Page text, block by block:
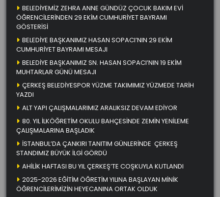
BELEDİYEMİZ ZEHRA ANNE GÜNDÜZ ÇOCUK BAKIM EVİ
ÖĞRENCİLERİNDEN 29 EKİM CUMHURİYET BAYRAMI
GÖSTERİSİ
BELEDİYE BAŞKANIMIZ HASAN SOPACI’NIN 29 EKİM
CUMHURİYET BAYRAMI MESAJI
BELEDİYE BAŞKANIMIZ SN. HASAN SOPACI’NIN 19 EKİM
MUHTARLAR GÜNÜ MESAJI
ÇERKEŞ BELEDİYESPOR YÜZME TAKIMIMIZ YÜZMEDE TARİH
YAZDI
ALT YAPI ÇALIŞMALARIMIZ ARALIKSIZ DEVAM EDİYOR
80. YIL İLKÖĞRETİM OKULU BAHÇESİNDE ZEMİN YENİLEME
ÇALIŞMALARINA BAŞLADIK
İSTANBUL’DA ÇANKIRI TANITIM GÜNLERİNDE ÇERKEŞ
STANDIMIZ BÜYÜK İLGİ GÖRDÜ
AHİLİK HAFTASI BU YIL ÇERKEŞ’TE COŞKUYLA KUTLANDI
2025-2026 EĞİTİM ÖĞRETİM YILINA BAŞLAYAN MİNİK
ÖĞRENCİLERİMİZİN HEYECANINA ORTAK OLDUK